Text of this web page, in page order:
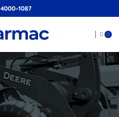
4000-1087
0